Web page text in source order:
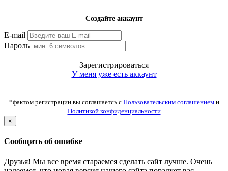
Создайте аккаунт
E-mail
Пароль
Зарегистрироваться
У меня уже есть аккаунт
*фактом регистрации вы соглашаетсь с Пользовательским соглашениеми
Политикой конфиденциальности
×
Сообщить об ошибке
Друзья! Мы все время стараемся сделать сайт лучше. Очень